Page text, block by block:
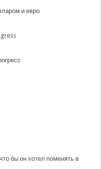
и евро
бы он хотел поменять в